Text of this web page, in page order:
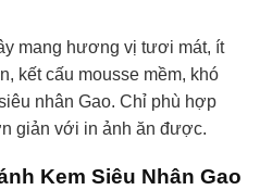
mang hương vị tươi mát, ít
kết cấu mousse mềm, khó
nhân Gao. Chỉ phù hợp
giản với in ảnh ăn được.
Kem Siêu Nhân Gao